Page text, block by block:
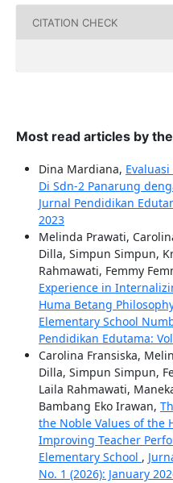
CITATION CHECK
Most read articles by
Dina Mardiana,
Di Sdn-2 Panarung
Jurnal Pendidikan
2023
Melinda Prawati,
Dilla, Simpun Simpun,
Rahmawati, Femmy
Experience in
Huma Betang
Elementary School
Pendidikan Edutama:
Carolina Fransiska,
Dilla, Simpun Simpun,
Laila Rahmawati,
Bambang Eko Irawan,
the Noble Values of the
Improving Teacher
Elementary School ,
No. 1 (2026): January